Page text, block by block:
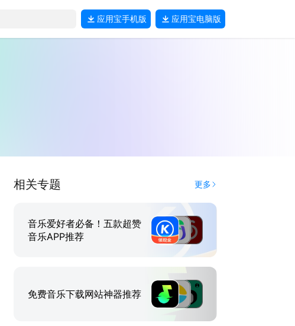
应用宝手机版 应用宝电脑版
相关专题 更多
音乐爱好者必备！五款超赞
音乐APP推荐
免费音乐下载网站神器推荐